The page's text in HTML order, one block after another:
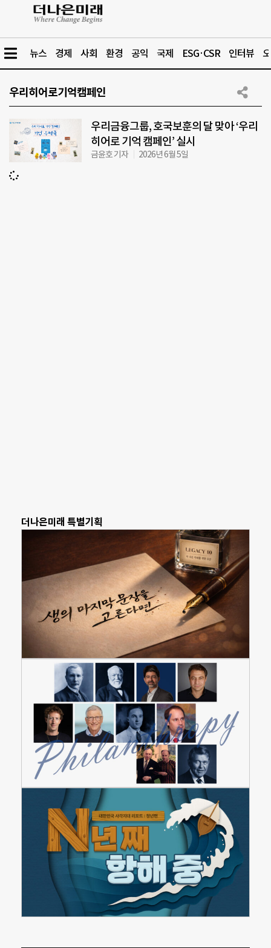
뉴스 경제 사회 환경 공익 국제 ESG·CSR 인터뷰
우리히어로기억캠페인
우리금융그룹, 호국보훈의 달 맞아 ‘우리
히어로 기억 캠페인’ 실시
금윤호 기자 2026년 6월 5일
더나은미래 특별기획